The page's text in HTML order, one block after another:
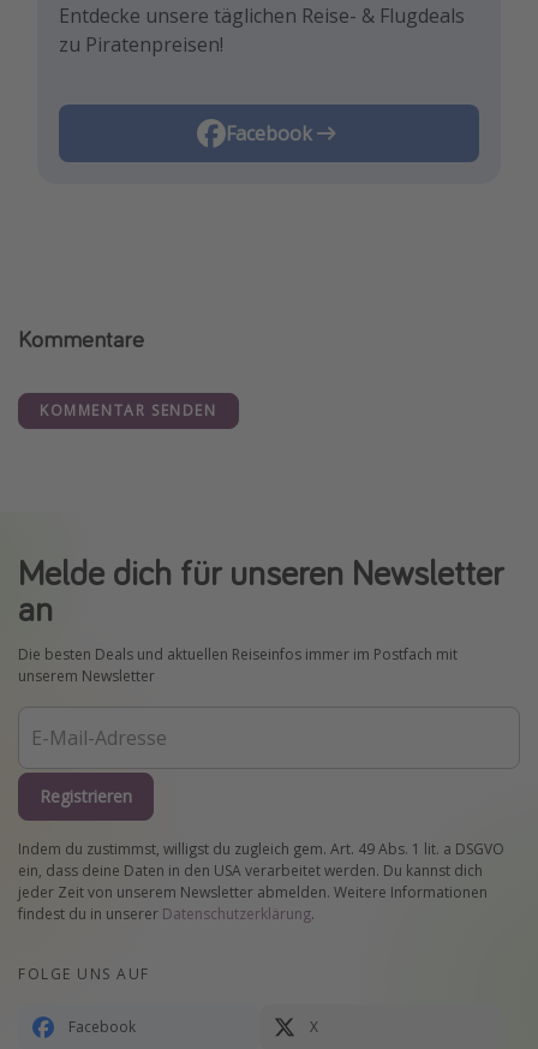
Entdecke unsere täglichen Reise- & Flugdeals
zu Piratenpreisen!
Facebook
Kommentare
KOMMENTAR SENDEN
Melde dich für unseren Newsletter
an
Die besten Deals und aktuellen Reiseinfos immer im Postfach mit
unserem Newsletter
Registrieren
Indem du zustimmst, willigst du zugleich gem. Art. 49 Abs. 1 lit. a DSGVO
ein, dass deine Daten in den USA verarbeitet werden. Du kannst dich
jeder Zeit von unserem Newsletter abmelden. Weitere Informationen
findest du in unserer Datenschutzerklärung.
FOLGE UNS AUF
Facebook X